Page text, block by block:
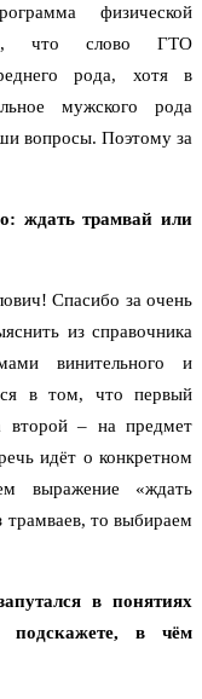
физической
что слово ГТО
рода, хотя в
мужского рода
вопросы. Поэтому за
ждать трамвай или
Спасибо за очень
из справочника
винительного и
в том, что первый
второй – на предмет
идёт о конкретном
выражение «ждать
то выбираем
в понятиях
подскажете, в чём